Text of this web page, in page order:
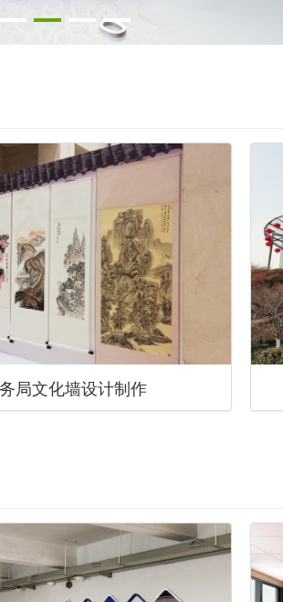
局文化墙设计制作